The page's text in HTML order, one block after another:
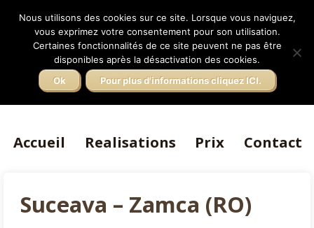
Maisons Bois Roumanie
Accueil Realisations Prix Contact
Facebook FAQ Qui Sommes Nous Partenaires
Litarh.ro
Italiano
Suceava – Zamca (RO)
Nous utilisons des cookies sur ce site. Lorsque vous naviguez,
vous exprimez votre consentement pour son utilisation.
Certaines fonctionnalités de ce site peuvent ne pas être
disponibles après la désactivation des cookies.
Ok
Pour plus d'informations cliquez ICI.